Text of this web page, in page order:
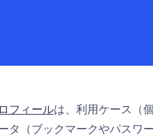
フィールは、利用ケース（
タ（ブックマークやパスワ